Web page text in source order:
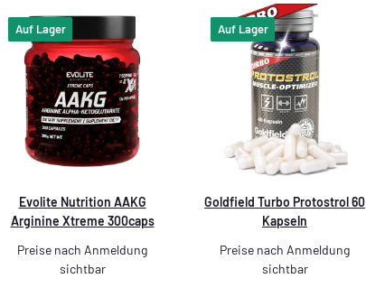
Auf Lager
Evolite Nutrition AAKG
Arginine Xtreme 300caps
Preise nach Anmeldung
sichtbar
Auf Lager
Goldfield Turbo Protostrol 60
Kapseln
Preise nach Anmeldung
sichtbar